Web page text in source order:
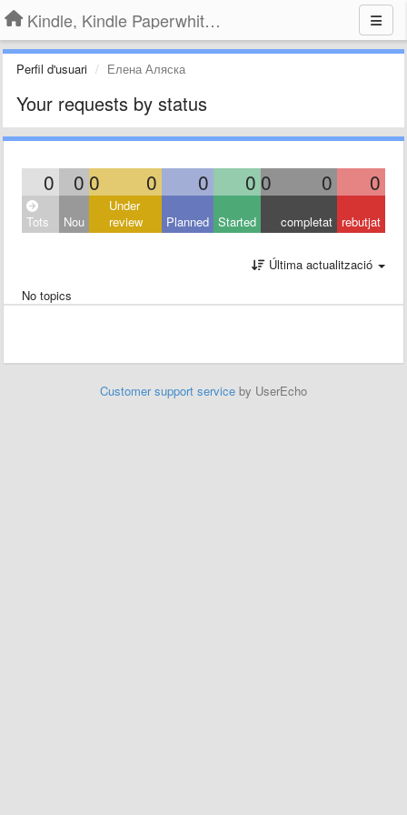
Kindle, Kindle Paperwhite, Kindle Voyage
Perfil d'usuari Елена Аляска
Your requests by status
0 0 0 0 0 0 0 0 0
Tots Nou
Under
review
Planned Started completat rebutjat
Última actualització
No topics
Customer support service by UserEcho